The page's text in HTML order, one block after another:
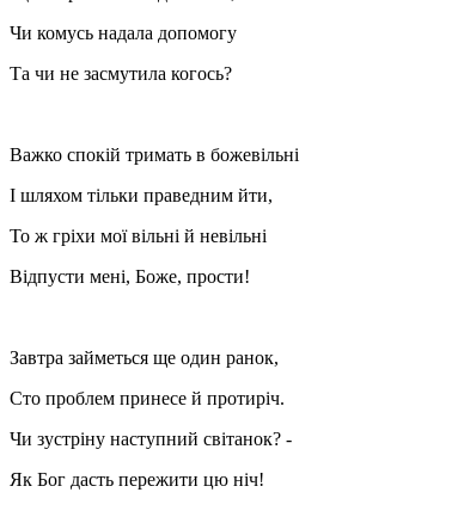
Чи комусь надала допомогу
Та чи не засмутила когось?
Важко спокій тримать в божевільні
І шляхом тільки праведним йти,
То ж гріхи мої вільні й невільні
Відпусти мені, Боже, прости!
Завтра займеться ще один ранок,
Сто проблем принесе й протиріч.
Чи зустріну наступний світанок? -
Як Бог дасть пережити цю ніч!